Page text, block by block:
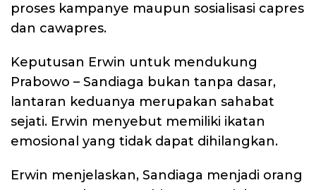
proses kampanye maupun sosialisasi capres
dan cawapres.
Keputusan Erwin untuk mendukung
Prabowo – Sandiaga bukan tanpa dasar,
lantaran keduanya merupakan sahabat
sejati. Erwin menyebut memiliki ikatan
emosional yang tidak dapat dihilangkan.
Erwin menjelaskan, Sandiaga menjadi orang